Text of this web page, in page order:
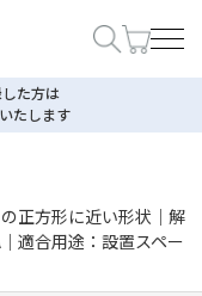
た方は
たします
正方形に近い形状｜解
適合用途：設置スペー